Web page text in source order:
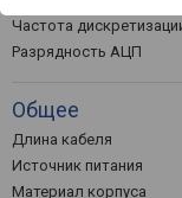
Частота
Разрядность АЦП
Общее
Длина кабеля
Источник питания
Материал корпуса